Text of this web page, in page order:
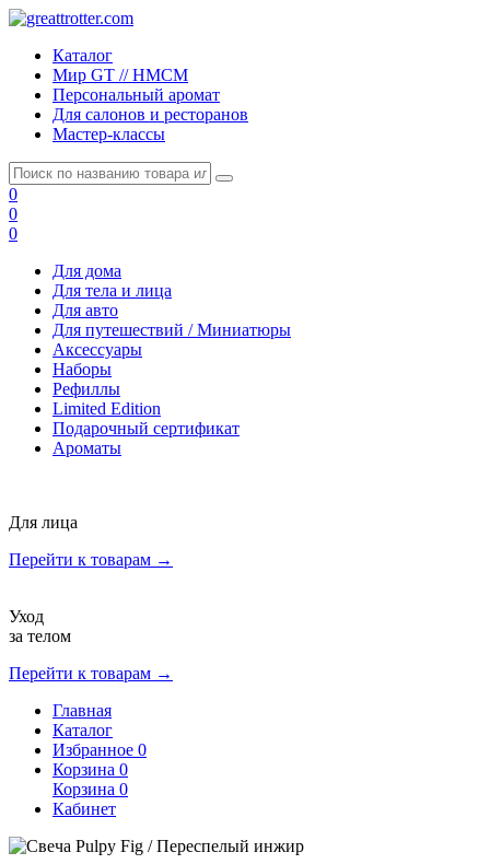
Каталог
Мир GT // HMCM
Персональный аромат
Для салонов и ресторанов
Мастер-классы
0
0
0
Для дома
Для тела и лица
Для авто
Для путешествий / Миниатюры
Аксессуары
Наборы
Рефиллы
Limited Edition
Подарочный сертификат
Ароматы
Для лица
Перейти к товарам →
Уход
за телом
Перейти к товарам →
Главная
Каталог
Избранное 0
Корзина 0
Корзина 0
Кабинет